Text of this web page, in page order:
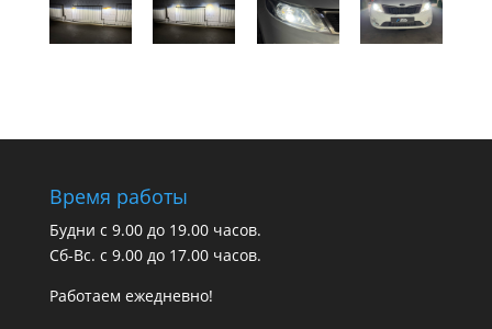
Время работы
Будни с 9.00 до 19.00 часов.
Сб-Вс. с 9.00 до 17.00 часов.
Работаем ежедневно!